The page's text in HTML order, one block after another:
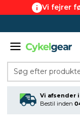
Vi fejrer
Søg efter
Vi afsender
Bestil inden